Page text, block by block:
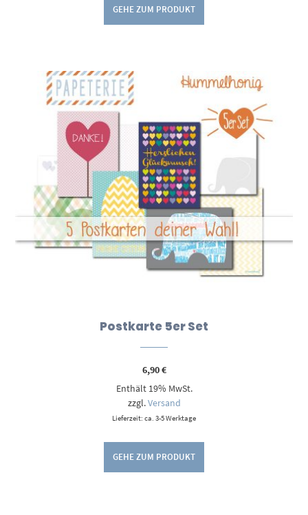
GEHE ZUM PRODUKT
Postkarte 5er Set
6,90€
Enthält 19% MwSt.
zzgl.Versand
Lieferzeit: ca. 3-5 Werktage
GEHE ZUM PRODUKT